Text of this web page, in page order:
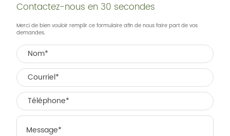
Contactez-nous en 30 secondes
Merci de bien vouloir remplir ce formulaire afin de nous faire part de vos
demandes.